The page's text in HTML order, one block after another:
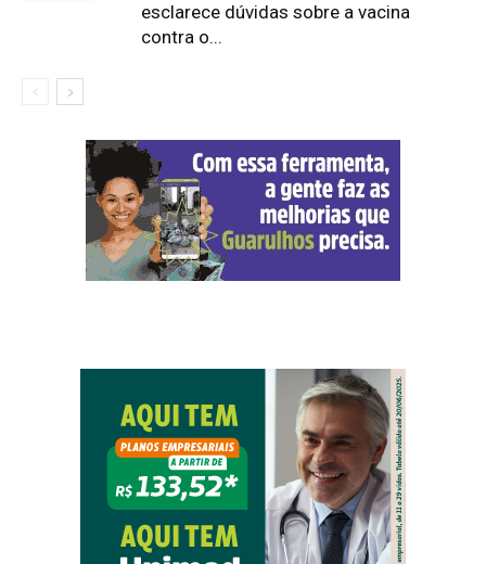
esclarece dúvidas sobre a vacina
contra o...